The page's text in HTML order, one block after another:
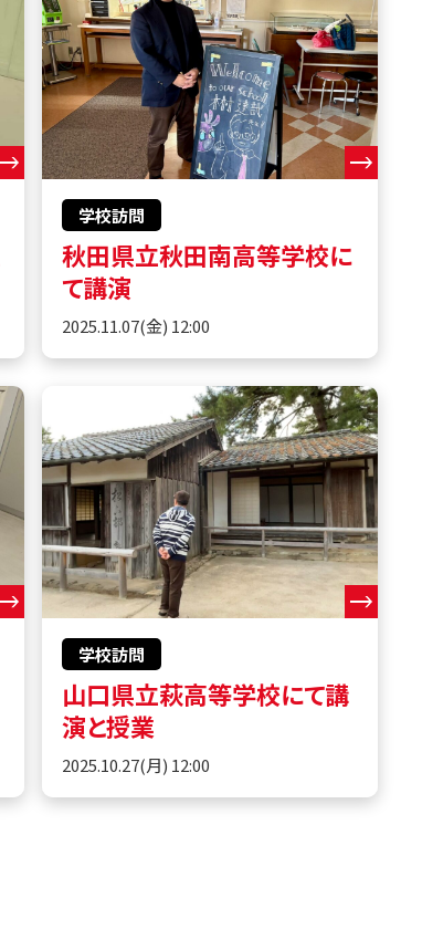
学校訪問
秋田県立秋田南高等学校に
て講演
2025.11.07(金) 12:00
学校訪問
山口県立萩高等学校にて講
演と授業
2025.10.27(月) 12:00